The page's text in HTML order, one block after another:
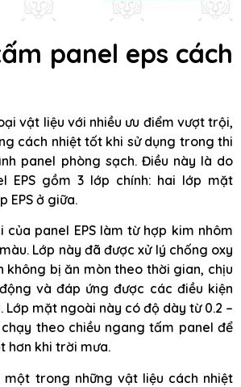
panel eps cách
vật liệu với nhiều ưu điểm vượt trội,
cách nhiệt tốt khi sử dụng trong thi
panel phòng sạch. Điều này là do
EPS gồm 3 lớp chính: hai lớp mặt
EPS ở giữa.
panel EPS làm từ hợp kim nhôm
Lớp này đã được xử lý chống oxy
không bị ăn mòn theo thời gian, chịu
và đáp ứng được các điều kiện
Lớp mặt ngoài này có độ dày từ 0.2 –
theo chiều ngang tấm panel để
hơn khi trời mưa.
một trong những vật liệu cách nhiệt